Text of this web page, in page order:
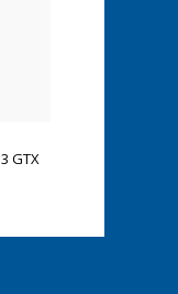
GTX